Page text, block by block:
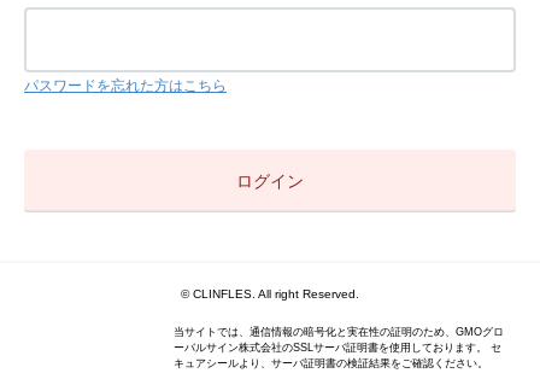
パスワードを忘れた方はこちら
© CLINFLES. All right Reserved.
当サイトでは、通信情報の暗号化と実在性の証明のため、GMOグロ
ーバルサイン株式会社のSSLサーバ証明書を使用しております。 セ
キュアシールより、サーバ証明書の検証結果をご確認ください。